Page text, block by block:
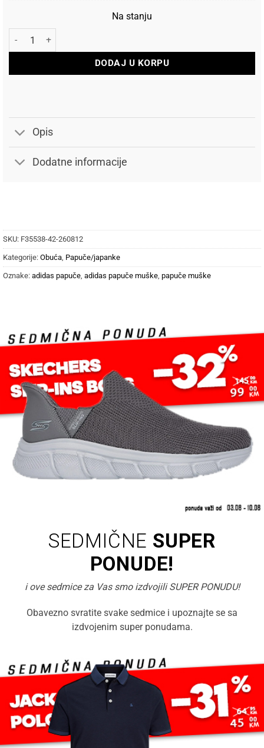
Na stanju
Adidas Papuče Adilette Aqua Slides količina
DODAJ U KORPU
Opis
Dodatne informacije
SKU: F35538-42-260812
Kategorije: Obuća Papuče/japanke
Oznake: adidas papuče adidas papuče muške papuče muške
SEDMIČNE SUPER
PONUDE!
i ove sedmice za Vas smo izdvojili SUPER PONUDU!
Obavezno svratite svake sedmice i upoznajte se sa
izdvojenim super ponudama.